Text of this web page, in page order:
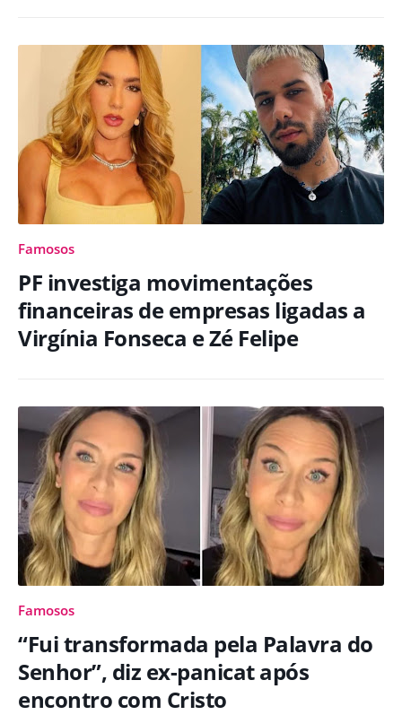
Famosos
PF investiga movimentações
financeiras de empresas ligadas a
Virgínia Fonseca e Zé Felipe
Famosos
“Fui transformada pela Palavra do
Senhor”, diz ex-panicat após
encontro com Cristo